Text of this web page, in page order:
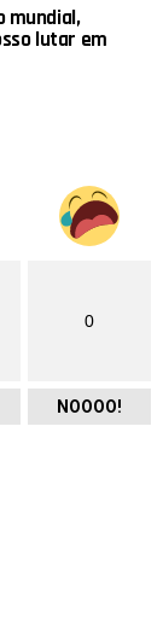
mundial,
lutar em
0
NOOOO!